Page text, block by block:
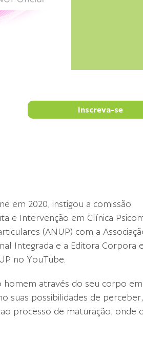
Inscreva-se
em 2020, instigou a comissão
e Intervenção em Clínica
(ANUP) com a
Integrada e a Editora Corpora e
no YouTube.
homem através do seu corpo em
suas possibilidades de
processo de maturação, onde